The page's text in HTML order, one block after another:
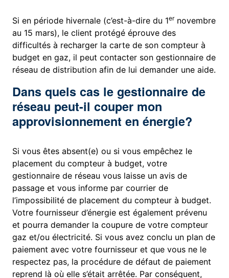
Si en période hivernale (c’est-à-dire du 1ernovembre
au 15 mars), le client protégé éprouve des
difficultés à recharger la carte de son compteur à
budget en gaz, il peut contacter son gestionnaire de
réseau de distribution afin de lui demander une aide.
Dans quels cas le gestionnaire de
réseau peut-il couper mon
approvisionnement en énergie?
Si vous êtes absent(e) ou si vous empêchez le
placement du compteur à budget, votre
gestionnaire de réseau vous laisse un avis de
passage et vous informe par courrier de
l’impossibilité de placement du compteur à budget.
Votre fournisseur d’énergie est également prévenu
et pourra demander la coupure de votre compteur
gaz et/ou électricité. Si vous avez conclu un plan de
paiement avec votre fournisseur et que vous ne le
respectez pas, la procédure de défaut de paiement
reprend là où elle s’était arrêtée. Par conséquent,